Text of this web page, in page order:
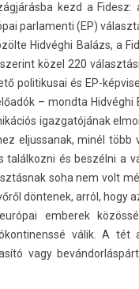
kezd a
par­lamen­ti (EP)
Hidvéghi Balázs, a
közel 220
politikusai és EP-
– mondta
igaz­gatójának
el­jussanak, minél
talál­kozni és beszélni a
soha nem volt
dön­tenek, arról, hogy
em­berek
válik. A tét
vagy